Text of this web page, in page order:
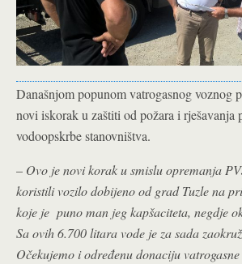
Današnjom popunom vatrogasnog voznog
novi iskorak u zaštiti od požara i rješavanja
vodoopskrbe stanovništva.
– Ovo je novi korak u smislu opremanja
koristili vozilo dobijeno od grad Tuzle na
koje je puno man jeg kapšaciteta, negdje
Sa ovih 6.700 litara vode je za sada
Očekujemo i određenu donaciju